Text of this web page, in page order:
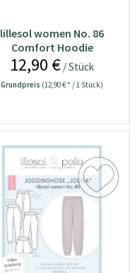
lillesol women No. 86
Comfort Hoodie
12,90 € / Stück
Grundpreis (12,90 € * / 1 Stück)